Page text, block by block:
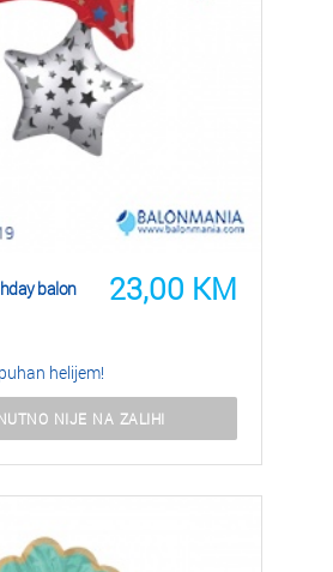
23,00 KM
balon
helijem!
NIJE NA ZALIHI